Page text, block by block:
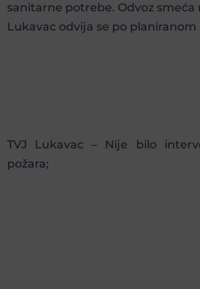
sanitarne potrebe. Odvoz
Lukavac odvija se po planiranom
TVJ Lukavac – Nije bilo
požara;